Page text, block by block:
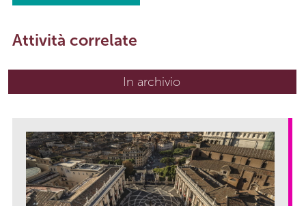
Attività correlate
In archivio